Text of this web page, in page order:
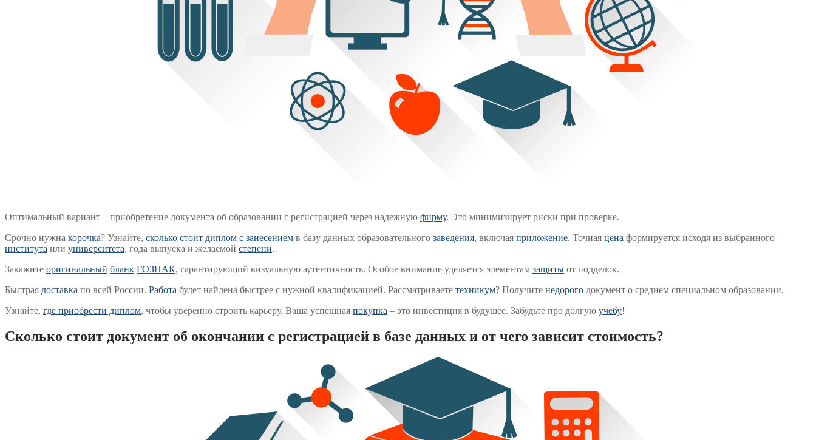
Оптимальный вариант – приобретение документа об образовании с регистрацией через надежную фирму. Это минимизирует риски при проверке.
Срочно нужна корочка? Узнайте, сколько стоит диплом с занесением в базу данных образовательного заведения, включая приложение. Точная цена формируется исходя из выбранного
института или университета, года выпуска и желаемой степени.
Закажите оригинальный бланк ГОЗНАК, гарантирующий визуальную аутентичность. Особое внимание уделяется элементам защиты от подделок.
Быстрая доставка по всей России. Работа будет найдена быстрее с нужной квалификацией. Рассматриваете техникум? Получите недорого документ о среднем специальном образовании.
Узнайте, где приобрести диплом, чтобы уверенно строить карьеру. Ваша успешная покупка – это инвестиция в будущее. Забудьте про долгую учебу!
Сколько стоит документ об окончании с регистрацией в базе данных и от чего зависит стоимость?